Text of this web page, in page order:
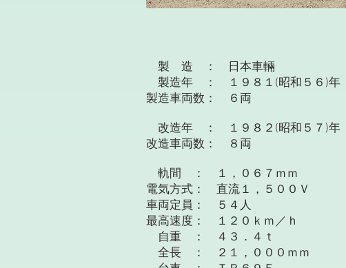
製 造 ： 日本車輛
製造年 ： １９８１(昭和５６)年
製造車両数： ６両
改造年 ： １９８２(昭和５７)年
改造車両数： ８両
軌間 ： １，０６７ｍｍ
電気方式： 直流１，５００Ｖ
車両定員： ５４人
最高速度： １２０ｋｍ／ｈ
自重 ： ４３．４ｔ
全長 ： ２１，０００ｍｍ